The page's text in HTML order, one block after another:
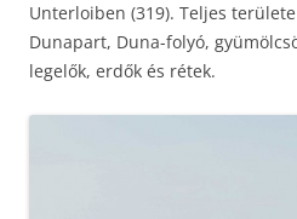
Unterloiben (319). Teljes
Dunapart, Duna-folyó,
legelők, erdők és rétek.